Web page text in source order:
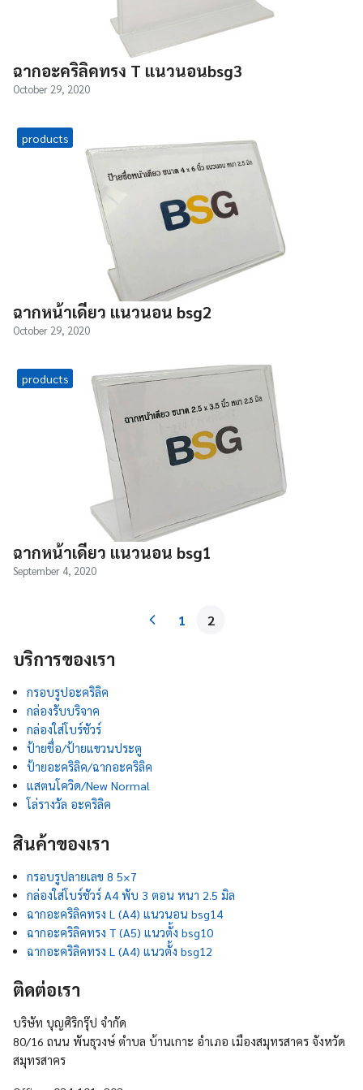
ฉากอะคริลิคทรง T แนวนอนbsg3
October 29, 2020
products
ฉากหน้าเดียว แนวนอน bsg2
October 29, 2020
products
ฉากหน้าเดียว แนวนอน bsg1
September 4, 2020
1 2
บริการของเรา
กรอบรูปอะคริลิค
กล่องรับบริจาค
กล่องใส่โบร์ชัวร์
ป้ายชื่อ/ป้ายแขวนประตู
ป้ายอะคริลิค/ฉากอะคริลิค
แสตนโควิด/New Normal
โล่รางวัล อะคริลิค
สินค้าของเรา
กรอบรูปลายเลข 8 5×7
กล่องใส่โบร์ชัวร์ A4 พับ 3 ตอน หนา 2.5 มิล
ฉากอะคริลิคทรง L (A4) แนวนอน bsg14
ฉากอะคริลิคทรง T (A5) แนวตั้ง bsg10
ฉากอะคริลิคทรง L (A4) แนวตั้ง bsg12
ติดต่อเรา
บริษัท บุญศิริกรุ๊ป จำกัด
80/16 ถนน พันธุวงษ์ ตำบล บ้านเกาะ อำเภอ เมืองสมุทรสาคร จังหวัด
สมุทรสาคร